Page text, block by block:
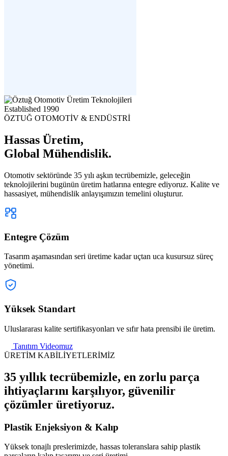
Established 1990
ÖZTUĞ OTOMOTİV & ENDÜSTRİ
Hassas Üretim,
Global Mühendislik.
Otomotiv sektöründe 35 yılı aşkın tecrübemizle, geleceğin
teknolojilerini bugünün üretim hatlarına entegre ediyoruz. Kalite ve
hassasiyet, mühendislik anlayışımızın temelini oluşturur.
Entegre Çözüm
Tasarım aşamasından seri üretime kadar uçtan uca kusursuz süreç
yönetimi.
Yüksek Standart
Uluslararası kalite sertifikasyonları ve sıfır hata prensibi ile üretim.
Tanıtım Videomuz
ÜRETİM KABİLİYETLERİMİZ
35 yıllık tecrübemizle, en zorlu parça
ihtiyaçlarını karşılıyor, güvenilir
çözümler üretiyoruz.
Plastik Enjeksiyon & Kalıp
Yüksek tonajlı preslerimizde, hassas toleranslara sahip plastik